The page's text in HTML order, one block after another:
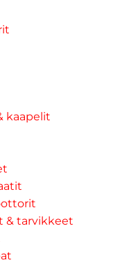
kaapelit
& tarvikkeet